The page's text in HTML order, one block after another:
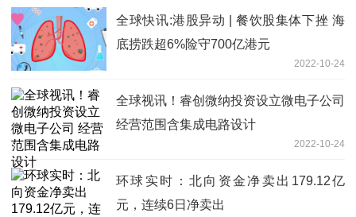
全球快讯:港股异动 | 餐饮股集体下挫 海
底捞跌超6%险守700亿港元
2022-10-24
全球视讯！睿创微纳投资设立微电子公司
经营范围含集成电路设计
2022-10-24
环球实时：北向资金净卖出179.12亿
元，连续6日净卖出